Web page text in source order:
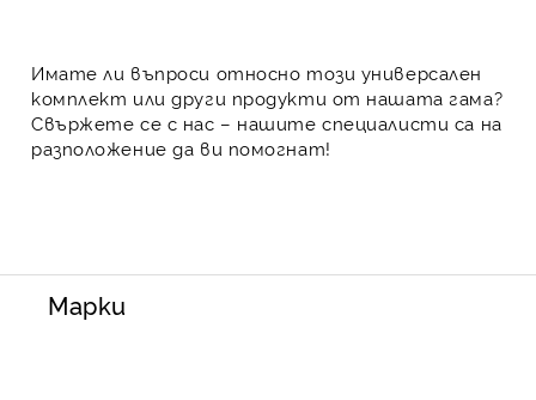
Имате ли въпроси относно този универсален
комплект или други продукти от нашата гама?
Свържете се с нас – нашите специалисти са на
разположение да ви помогнат!
Марки